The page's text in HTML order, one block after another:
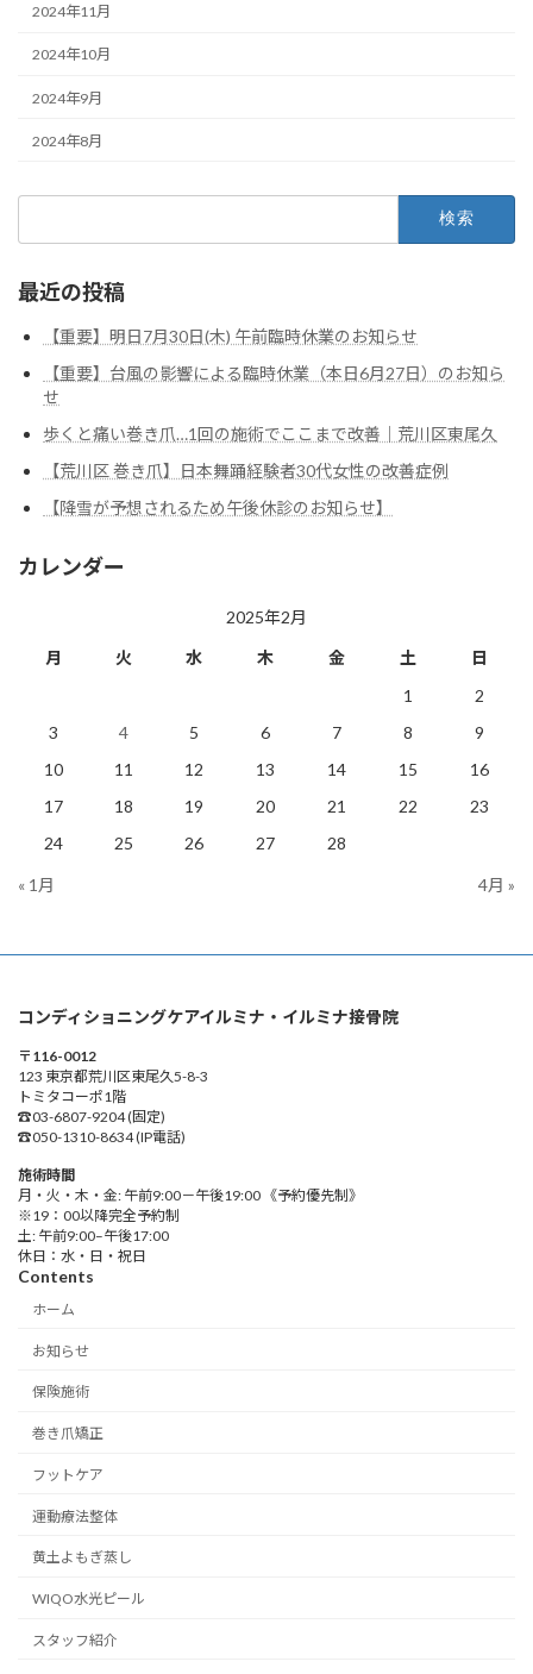
2024年11月
2024年10月
2024年9月
2024年8月
最近の投稿
【重要】明日7月30日(木) 午前臨時休業のお知らせ
【重要】台風の影響による臨時休業（本日6月27日）のお知ら
せ
歩くと痛い巻き爪…1回の施術でここまで改善｜荒川区東尾久
【荒川区 巻き爪】日本舞踊経験者30代女性の改善症例
【降雪が予想されるため午後休診のお知らせ】
カレンダー
2025年2月
月
火 水 木 金 土
日
1
2
3
4 5 6 7 8
9
10
11 12 13 14 15
16
17
18 19 20 21 22
23
24
25 26 27 28
« 1月 4月 »
コンディショニングケアイルミナ・イルミナ接骨院
〒116-0012
123 東京都荒川区東尾久5-8-3
トミタコーポ1階
☎03-6807-9204 (固定)
☎050-1310-8634 (IP電話)
施術時間
月・火・木・金: 午前9:00－午後19:00 《予約優先制》
※19：00以降完全予約制
土: 午前9:00–午後17:00
休日：水・日・祝日
Contents
ホーム
お知らせ
保険施術
巻き爪矯正
フットケア
運動療法整体
黄土よもぎ蒸し
WIQO水光ピール
スタッフ紹介